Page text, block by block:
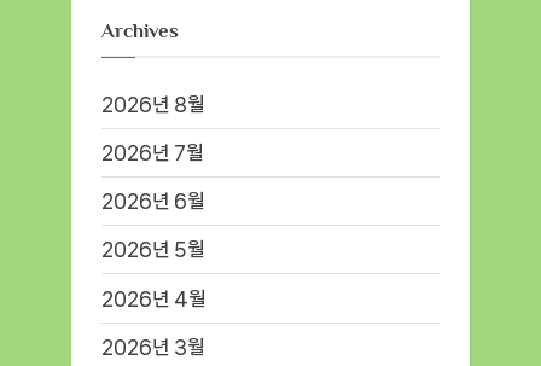
Archives
2026년 8월
2026년 7월
2026년 6월
2026년 5월
2026년 4월
2026년 3월